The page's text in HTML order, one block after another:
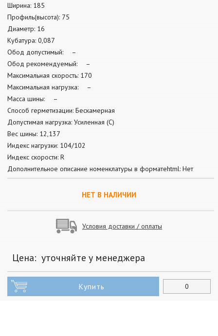
Ширина: 185
Профиль(высота): 75
Диаметр: 16
Кубатура: 0,087
Обод допустимый: –
Обод рекомендуемый: –
Максимальная скорость: 170
Максимальная нагрузка: –
Масса шины: –
Способ герметизации: Бескамерная
Допустимая нагрузка: Усиленная (С)
Вес шины: 12,137
Индекс нагрузки: 104/102
Индекс скорости: R
Дополнительное описание номенклатуры в форматеhtml: Нет
НЕТ В НАЛИЧИИ
Условия доставки / оплаты
Цена: уточняйте у менеджера
Купить